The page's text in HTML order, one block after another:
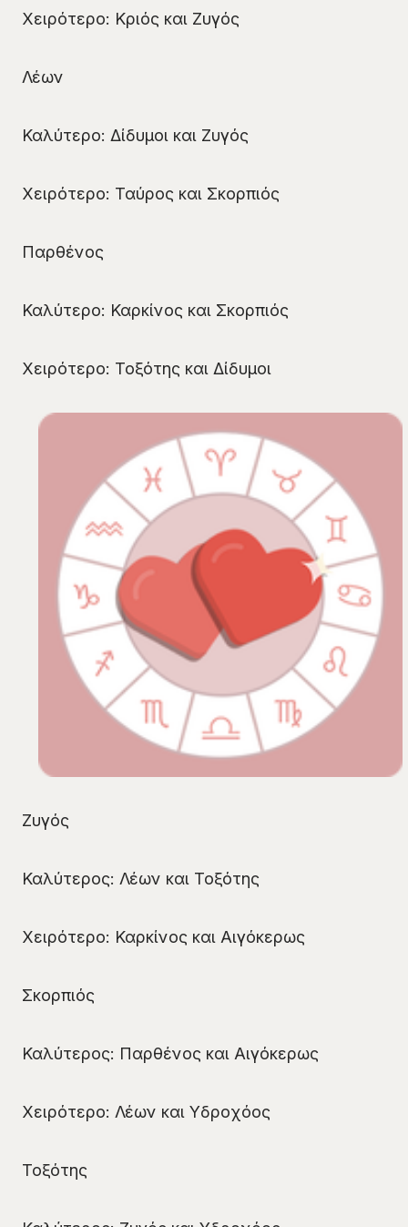
Χειρότερο: Κριός και Ζυγός
Λέων
Καλύτερο: Δίδυμοι και Ζυγός
Χειρότερο: Ταύρος και Σκορπιός
Παρθένος
Καλύτερο: Καρκίνος και Σκορπιός
Χειρότερο: Τοξότης και Δίδυμοι
Ζυγός
Καλύτερος: Λέων και Τοξότης
Χειρότερο: Καρκίνος και Αιγόκερως
Σκορπιός
Καλύτερος: Παρθένος και Αιγόκερως
Χειρότερο: Λέων και Υδροχόος
Τοξότης